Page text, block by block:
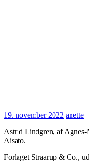
19. november 2022 19.
2022
anette
Astrid Lindgren, af
Aisato.
Forlaget Straarup & Co.,